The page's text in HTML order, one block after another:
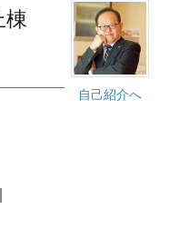
自己紹介へ
棟